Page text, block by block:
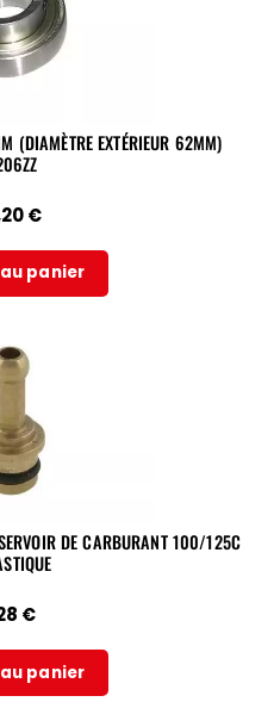
(DIAMÈTRE EXTÉRIEUR 62MM)
€
panier
DE CARBURANT 100/125C
€
panier